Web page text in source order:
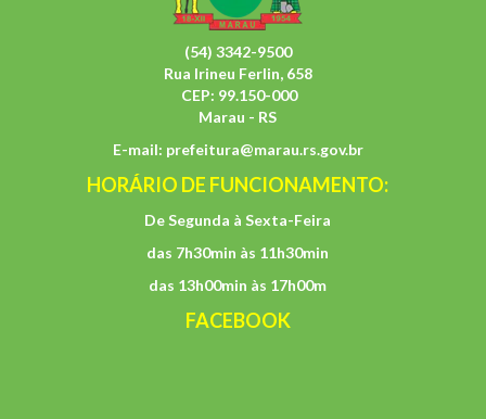
(54) 3342-9500
Rua Irineu Ferlin, 658
CEP: 99.150-000
Marau - RS
E-mail: prefeitura@marau.rs.gov.br
HORÁRIO DE FUNCIONAMENTO:
De Segunda à Sexta-Feira
das 7h30min às 11h30min
das 13h00min às 17h00m
FACEBOOK